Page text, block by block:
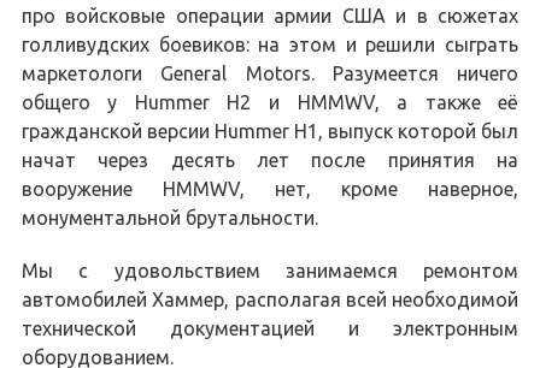
про войсковые операции армии США и в сюжетах
голливудских боевиков: на этом и решили сыграть
маркетологи General Motors. Разумеется ничего
общего у Hummer H2 и HMMWV, а также её
гражданской версии Hummer H1, выпуск которой был
начат через десять лет после принятия на
вооружение HMMWV, нет, кроме наверное,
монументальной брутальности.
Мы с удовольствием занимаемся ремонтом
автомобилей Хаммер, располагая всей необходимой
технической документацией и электронным
оборудованием.